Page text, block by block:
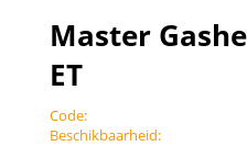
Master
ET
Code:
Beschikbaarheid: